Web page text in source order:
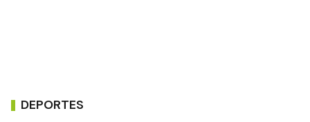
DEPORTES